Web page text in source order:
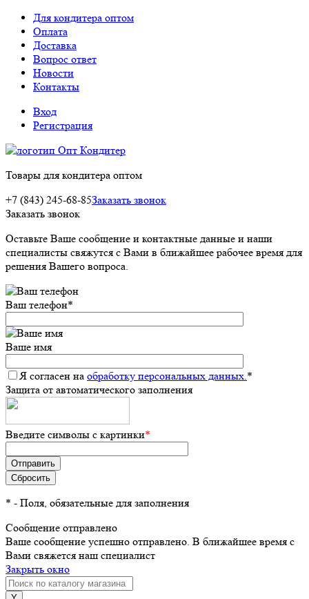
Для кондитера оптом
Оплата
Доставка
Вопрос ответ
Новости
Контакты
Вход
Регистрация
Товары для кондитера оптом
+7 (843) 245-68-85Заказать звонок
Заказать звонок
Оставьте Ваше сообщение и контактные данные и наши
специалисты свяжутся с Вами в ближайшее рабочее время для
решения Вашего вопроса.
Ваш телефон*
Ваше имя
Я согласен на обработку персональных данных.*
Защита от автоматического заполнения
Введите символы с картинки*
* - Поля, обязательные для заполнения
Сообщение отправлено
Ваше сообщение успешно отправлено. В ближайшее время с
Вами свяжется наш специалист
Закрыть окно